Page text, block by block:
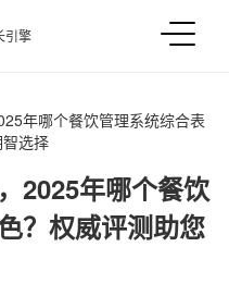
引擎
年哪个餐饮管理系统综合表
选择
2025年哪个餐饮
？权威评测助您